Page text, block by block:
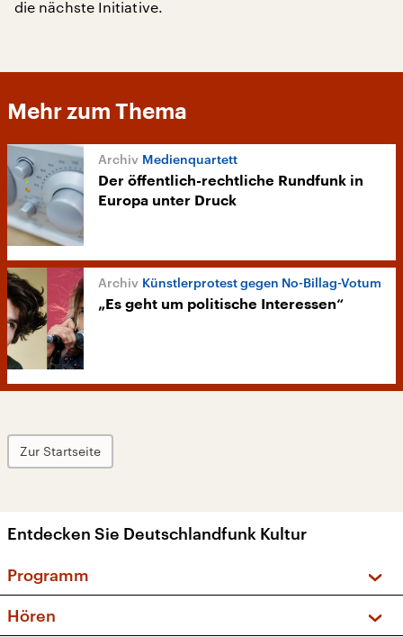
die nächste Initiative.
Mehr zum Thema
Medienquartett
Der öffentlich-rechtliche Rundfunk in
Europa unter Druck
Künstlerprotest gegen No-Billag-Votum
„Es geht um politische Interessen“
Zur Startseite
Entdecken Sie Deutschlandfunk Kultur
Programm
Hören